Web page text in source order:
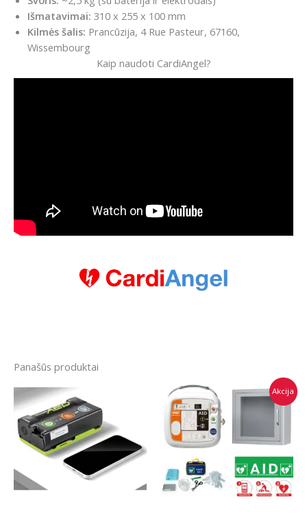
Išmatavimai: 310 x 255 x 100 mm
Kilmės šalis: Prancūzija, 4 Rue Pasteur, 67160,
Wissembourg
Kaip naudoti CardiAngel?
Panašūs produktai
Akcija